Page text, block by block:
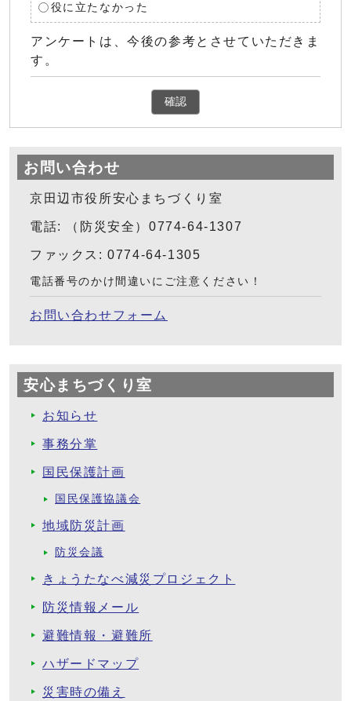
役に立たなかった
アンケートは、今後の参考とさせていただきま
す。
確認
お問い合わせ
京田辺市役所安心まちづくり室
電話: （防災安全）0774-64-1307
ファックス: 0774-64-1305
電話番号のかけ間違いにご注意ください！
お問い合わせフォーム
安心まちづくり室
お知らせ
事務分掌
国民保護計画
国民保護協議会
地域防災計画
防災会議
きょうたなべ減災プロジェクト
防災情報メール
避難情報・避難所
ハザードマップ
災害時の備え